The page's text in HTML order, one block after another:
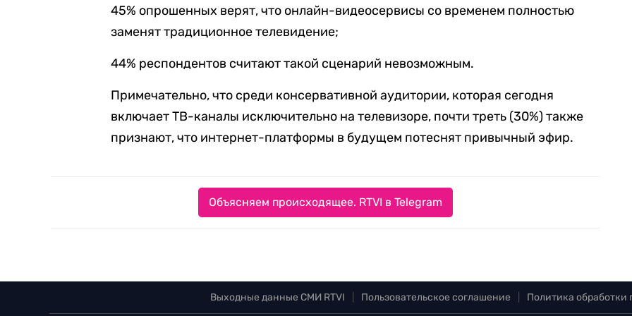
45% опрошенных верят, что онлайн-видеосервисы со временем полностью
заменят традиционное телевидение;
44% респондентов считают такой сценарий невозможным.
Примечательно, что среди консервативной аудитории, которая сегодня
включает ТВ-каналы исключительно на телевизоре, почти треть (30%) также
признают, что интернет-платформы в будущем потеснят привычный эфир.
Объясняем происходящее. RTVI в Telegram
Выходные данные СМИ RTVI Пользовательское соглашение Политика